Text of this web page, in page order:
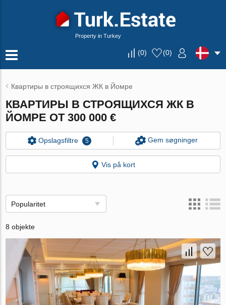
Property in Turkey
(0) (0)
Квартиры в строящихся ЖК в Йомре
КВАРТИРЫ В СТРОЯЩИХСЯ ЖК В
ЙОМРЕ ОТ 300 000 €
Opslagsfiltre 5 Gem søgninger
Vis på kort
Popularitet
8 objekte